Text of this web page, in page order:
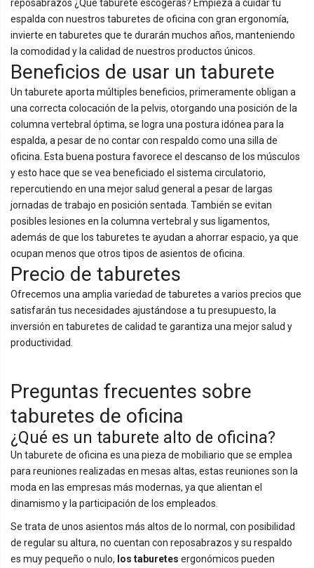
reposabrazos ¿Qué taburete escogerás? Empieza a cuidar tu
espalda con nuestros taburetes de oficina con gran ergonomía,
invierte en taburetes que te durarán muchos años, manteniendo
la comodidad y la calidad de nuestros productos únicos.
Beneficios de usar un taburete
Un taburete aporta múltiples beneficios, primeramente obligan a
una correcta colocación de la pelvis, otorgando una posición de la
columna vertebral óptima, se logra una postura idónea para la
espalda, a pesar de no contar con respaldo como una silla de
oficina. Esta buena postura favorece el descanso de los músculos
y esto hace que se vea beneficiado el sistema circulatorio,
repercutiendo en una mejor salud general a pesar de largas
jornadas de trabajo en posición sentada. También se evitan
posibles lesiones en la columna vertebral y sus ligamentos,
además de que los taburetes te ayudan a ahorrar espacio, ya que
ocupan menos que otros tipos de asientos de oficina.
Precio de taburetes
Ofrecemos una amplia variedad de taburetes a varios precios que
satisfarán tus necesidades ajustándose a tu presupuesto, la
inversión en taburetes de calidad te garantiza una mejor salud y
productividad.
Preguntas frecuentes sobre
taburetes de oficina
¿Qué es un taburete alto de oficina?
Un taburete de oficina es una pieza de mobiliario que se emplea
para reuniones realizadas en mesas altas, estas reuniones son la
moda en las empresas más modernas, ya que alientan el
dinamismo y la participación de los empleados.
Se trata de unos asientos más altos de lo normal, con posibilidad
de regular su altura, no cuentan con reposabrazos y su respaldo
es muy pequeño o nulo, los taburetes ergonómicos pueden